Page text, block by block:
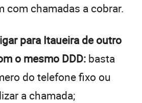
com chamadas a cobrar.
para Itaueira de outro
o mesmo DDD: basta
do telefone fixo ou
a chamada;